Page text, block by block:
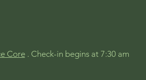
Core. Check-in begins at 7:30 am